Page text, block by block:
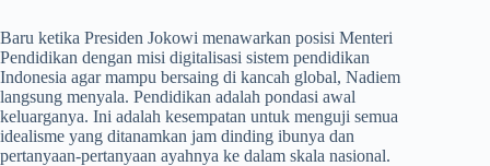
Baru ketika Presiden Jokowi menawarkan posisi Menteri
Pendidikan dengan misi digitalisasi sistem pendidikan
Indonesia agar mampu bersaing di kancah global, Nadiem
langsung menyala. Pendidikan adalah pondasi awal
keluarganya. Ini adalah kesempatan untuk menguji semua
idealisme yang ditanamkan jam dinding ibunya dan
pertanyaan-pertanyaan ayahnya ke dalam skala nasional.